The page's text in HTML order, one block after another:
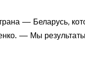
— Беларусь,
— Мы